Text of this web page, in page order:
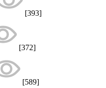
[393]
[372]
[589]